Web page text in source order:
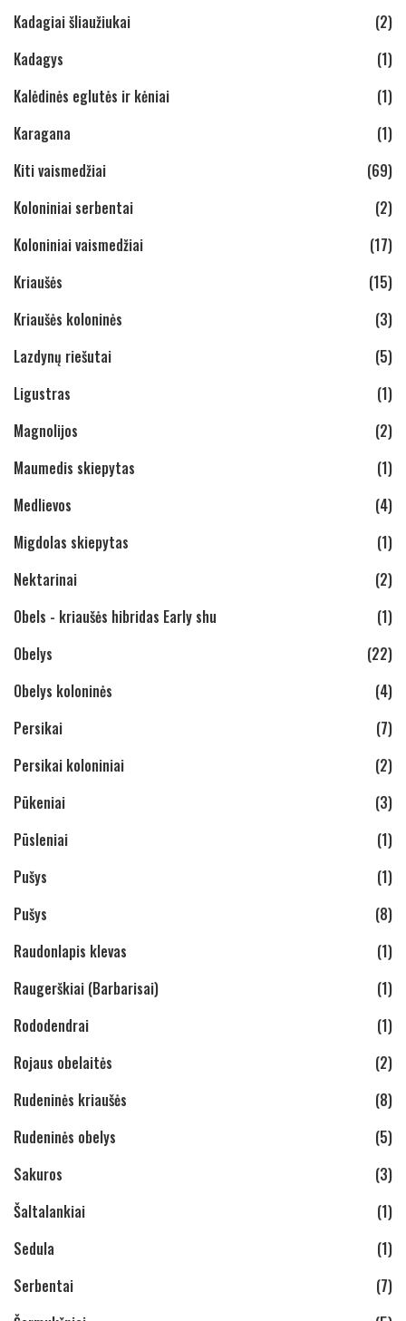
Kadagiai šliaužiukai
(2)
Kadagys
(1)
Kalėdinės eglutės ir kėniai
(1)
Karagana
(1)
Kiti vaismedžiai
(69)
Koloniniai serbentai
(2)
Koloniniai vaismedžiai
(17)
Kriaušės
(15)
Kriaušės koloninės
(3)
Lazdynų riešutai
(5)
Ligustras
(1)
Magnolijos
(2)
Maumedis skiepytas
(1)
Medlievos
(4)
Migdolas skiepytas
(1)
Nektarinai
(2)
Obels - kriaušės hibridas Early shu
(1)
Obelys
(22)
Obelys koloninės
(4)
Persikai
(7)
Persikai koloniniai
(2)
Pūkeniai
(3)
Pūsleniai
(1)
Pušys
(1)
Pušys
(8)
Raudonlapis klevas
(1)
Raugerškiai (Barbarisai)
(1)
Rododendrai
(1)
Rojaus obelaitės
(2)
Rudeninės kriaušės
(8)
Rudeninės obelys
(5)
Sakuros
(3)
Šaltalankiai
(1)
Sedula
(1)
Serbentai
(7)